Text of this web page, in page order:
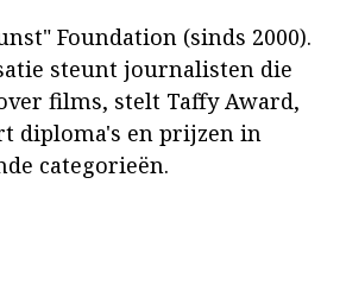
Foundation (sinds 2000).
steunt journalisten die
films, stelt Taffy Award,
diploma's en prijzen in
categorieën.